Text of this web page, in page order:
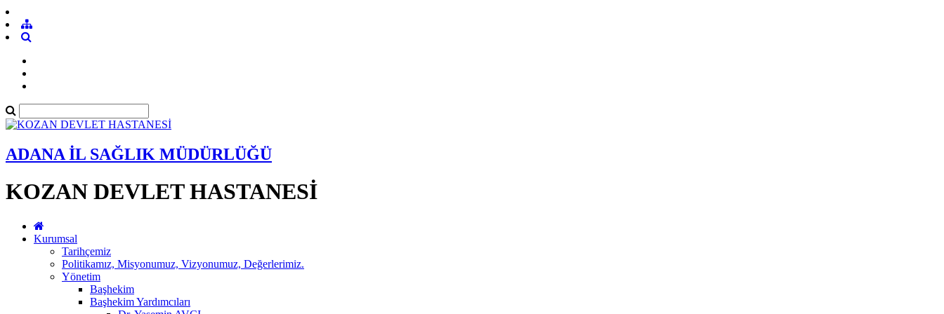
ADANA İL SAĞLIK MÜDÜRLÜĞÜ
KOZAN DEVLET HASTANESİ
Kurumsal
Tarihçemiz
Politikamız, Misyonumuz, Vizyonumuz, Değerlerimiz.
Yönetim
Başhekim
Başhekim Yardımcıları